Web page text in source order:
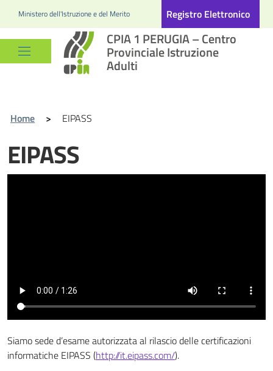
Ministero dell'Istruzione e del Merito Registro Elettronico
CPIA 1 PERUGIA – Centro
Provinciale Istruzione
Adulti
Home > EIPASS
EIPASS
Siamo sede d’esame autorizzata al rilascio delle certificazioni
informatiche EIPASS (http://it.eipass.com/).